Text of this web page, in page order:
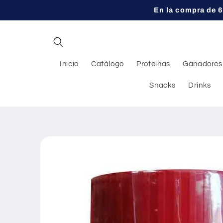
al contenido
En la compra de
Inicio Catálogo Proteinas Ganadores
Snacks Drinks